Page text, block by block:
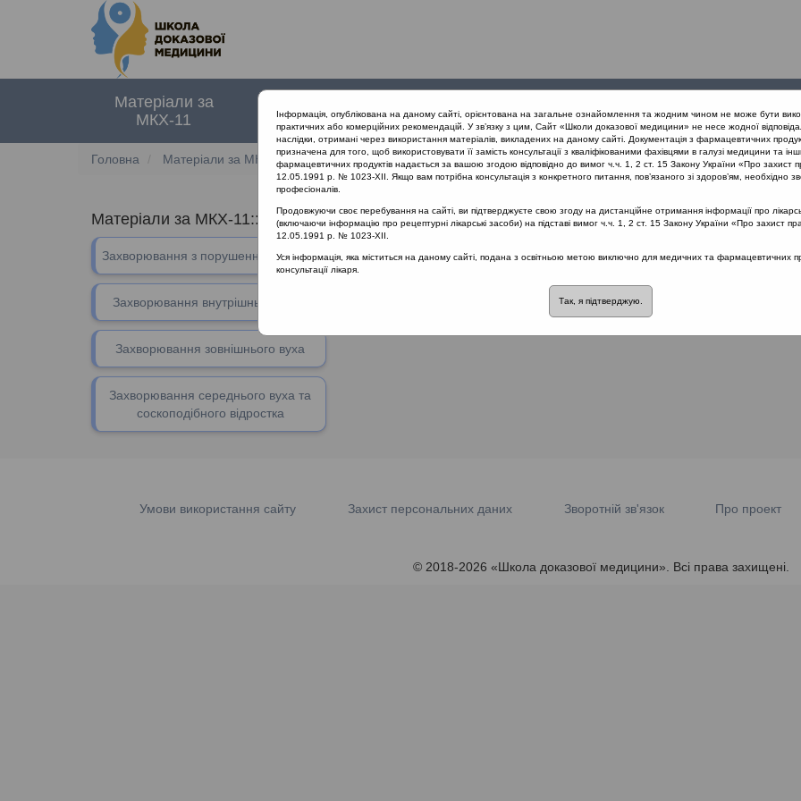
Матеріали за
МКХ-11
документи
заходи
проекту
Головна Матеріали за МКХ-11 10 Хвороби вуха та соскоподібного відростка 10 Хвороби вуха та
Матеріали за МКХ-11:: ::10 Хвороби вуха та соскоподібного відростка
Захворювання з порушеннями слуху
Захворювання внутрішнього вуха
Захворювання зовнішнього вуха
Захворювання середнього вуха та
соскоподібного відростка
Умови використання сайту Захист персональних даних Зворотній зв'язок Про проект
© 2018-2026 «Школа доказової медицини». Всі права захищені.
Інформація, опублікована на даному сайті, орієнтована на загальне ознайомлення та жодним чином не може бути
практичних або комерційних рекомендацій. У зв’язку з цим, Сайт «Школи доказової медицини» не несе жодної
наслідки, отримані через використання матеріалів, викладених на даному сайті. Документація з фармацевтичних
призначена для того, щоб використовувати її замість консультації з кваліфікованими фахівцями в галузі медицини та
фармацевтичних продуктів надається за вашою згодою відповідно до вимог ч.ч. 1, 2 ст. 15 Закону України «Про захист
12.05.1991 р. № 1023-XII. Якщо вам потрібна консультація з конкретного питання, пов’язаного зі здоров’ям, необхідно
професіоналів.
Продовжуючи своє перебування на сайті, ви підтверджуєте свою згоду на дистанційне отримання інформації про
(включаючи інформацію про рецептурні лікарські засоби) на підставі вимог ч.ч. 1, 2 ст. 15 Закону України «Про захист
12.05.1991 р. № 1023-XII.
Уся інформація, яка міститься на даному сайті, подана з освітньою метою виключно для медичних та фармацевтичних
консультації лікаря.
Так, я підтверджую.